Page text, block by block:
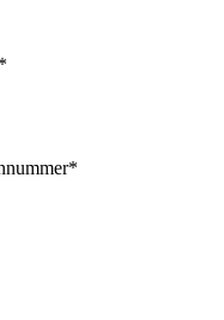
*
*